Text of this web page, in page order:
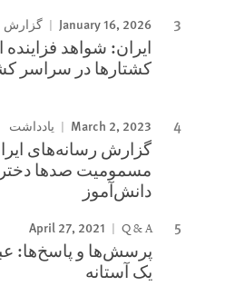
January 16, 2026 گزارش
ایران: شواهد فزاینده
کشتارها در سراسر
March 2, 2023 یادداشت
گزارش رسانه‌های
مسمومیت صدها دختر
دانش‌آموز
April 27, 2021 Q & A
پرسش‌ها و پاسخ‌ها:
یک آستانه